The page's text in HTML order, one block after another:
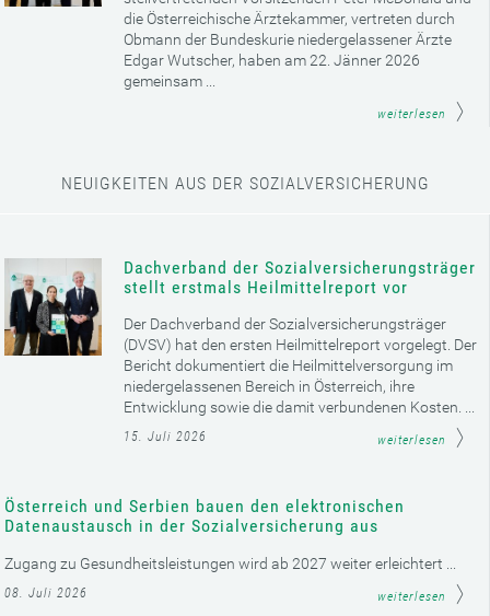
die Österreichische Ärztekammer, vertreten durch
Obmann der Bundeskurie niedergelassener Ärzte
Edgar Wutscher, haben am 22. Jänner 2026
gemeinsam ...
weiterlesen
NEUIGKEITEN AUS DER SOZIALVERSICHERUNG
Dachverband der Sozialversicherungsträger
stellt erstmals Heilmittelreport vor
Der Dachverband der Sozialversicherungsträger
(DVSV) hat den ersten Heilmittelreport vorgelegt. Der
Bericht dokumentiert die Heilmittelversorgung im
niedergelassenen Bereich in Österreich, ihre
Entwicklung sowie die damit verbundenen Kosten. ...
15. Juli 2026 weiterlesen
Österreich und Serbien bauen den elektronischen
Datenaustausch in der Sozialversicherung aus
Zugang zu Gesundheitsleistungen wird ab 2027 weiter erleichtert ...
08. Juli 2026 weiterlesen